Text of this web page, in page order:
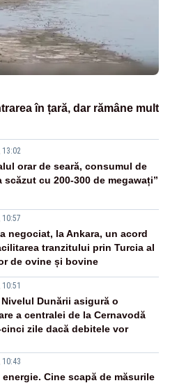
în țară, dar rămâne mult
orar de seară, consumul de
scăzut cu 200-300 de megawați”
a negociat, la Ankara, un acord
tranzitului prin Turcia al
de ovine și bovine
Dunării asigură o
a centralei de la Cernavodă
zile dacă debitele vor
energie. Cine scapă de măsurile